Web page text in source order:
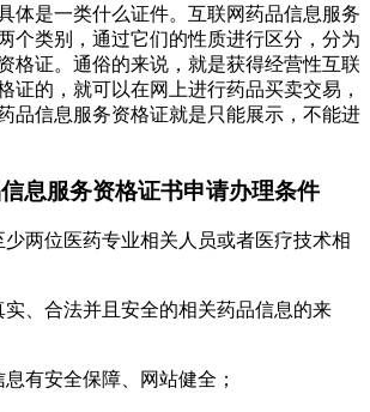
体是一类什么证件。互联网药品信息服务
个类别，通过它们的性质进行区分，分为
格证。通俗的来说，就是获得经营性互联
证的，就可以在网上进行药品买卖交易，
品信息服务资格证就是只能展示，不能进
息服务资格证书申请办理条件
少两位医药专业相关人员或者医疗技术相
实、合法并且安全的相关药品信息的来
有安全保障、网站健全；